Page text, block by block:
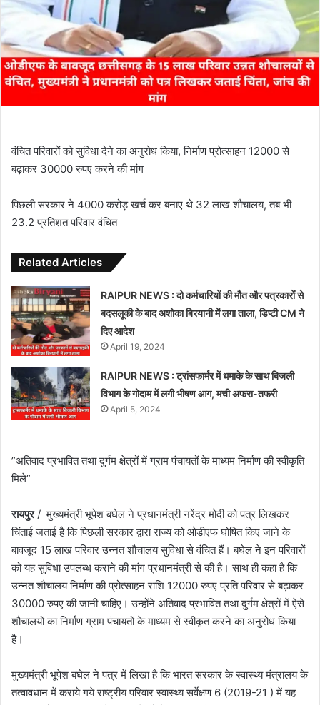
वंचित परिवारों को सुविधा देने का अनुरोध किया, निर्माण प्रोत्साहन 12000 से
बढ़ाकर 30000 रुपए करने की मांग
पिछली सरकार ने 4000 करोड़ खर्च कर बनाए थे 32 लाख शौचालय, तब भी
23.2 प्रतिशत परिवार वंचित
Related Articles
RAIPUR NEWS : दो कर्मचारियों की मौत और पत्रकारों से
बदसलूकी के बाद अशोका बिरयानी में लगा ताला, डिप्टी CM ने
दिए आदेश
April 19, 2024
RAIPUR NEWS : ट्रांसफार्मर में धमाके के साथ बिजली
विभाग के गोदाम में लगी भीषण आग, मची अफरा-तफरी
April 5, 2024
”अतिवाद प्रभावित तथा दुर्गम क्षेत्रों में ग्राम पंचायतों के माध्यम निर्माण की स्वीकृति
मिले”
रायपुर/ मुख्यमंत्री भूपेश बघेल ने प्रधानमंत्री नरेंद्र मोदी को पत्र लिखकर
चिंताई जताई है कि पिछली सरकार द्वारा राज्य को ओडीएफ घोषित किए जाने के
बावजूद 15 लाख परिवार उन्नत शौचालय सुविधा से वंचित हैं। बघेल ने इन परिवारों
को यह सुविधा उपलब्ध कराने की मांग प्रधानमंत्री से की है। साथ ही कहा है कि
उन्नत शौचालय निर्माण की प्रोत्साहन राशि 12000 रुपए प्रति परिवार से बढ़ाकर
30000 रुपए की जानी चाहिए। उन्होंने अतिवाद प्रभावित तथा दुर्गम क्षेत्रों में ऐसे
शौचालयों का निर्माण ग्राम पंचायतों के माध्यम से स्वीकृत करने का अनुरोध किया
है।
मुख्यमंत्री भूपेश बघेल ने पत्र में लिखा है कि भारत सरकार के स्वास्थ्य मंत्रालय के
तत्वावधान में कराये गये राष्ट्रीय परिवार स्वास्थ्य सर्वेक्षण 6 (2019-21 ) में यह